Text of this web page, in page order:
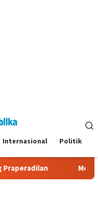
Internasional Politik
Menyelami Rasa